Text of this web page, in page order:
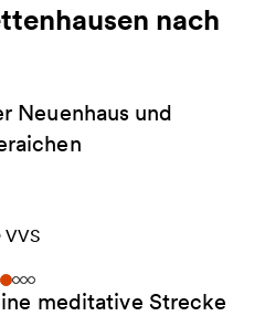
nach
Neuenhaus und
meditative Strecke